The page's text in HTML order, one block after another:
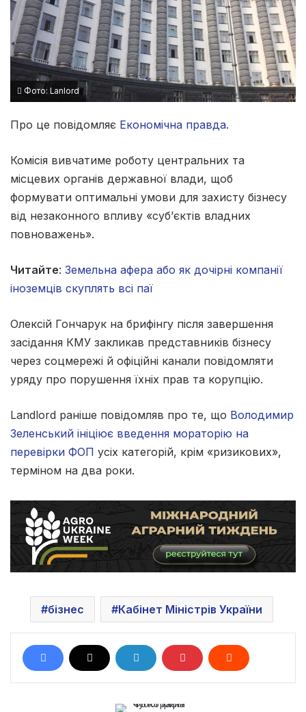
Фото: Lanlord
Про це повідомляє Економічна правда.
Комісія вивчатиме роботу центральних та
місцевих органів державної влади, щоб
формувати оптимальні умови для захисту бізнесу
від незаконного впливу «суб’єктів владних
повноважень».
Читайте: Земельна афера або як дочірні компанії
іноземців скуплять всі паї
Олексій Гончарук на брифінгу після завершення
засідання КМУ закликав представників бізнесу
через соцмережі й офіційні канали повідомляти
уряду про порушення їхніх прав та корупцію.
Landlord раніше повідомляв про те, що Володимир
Зеленський ініціює введення мораторію на
перевірки ФОП усіх категорій, крім «ризикових»,
терміном на два роки.
бізнес Кабінет Міністрів України